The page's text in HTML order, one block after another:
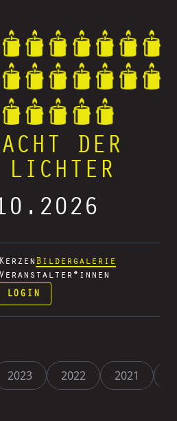
DER
Bildergalerie
LOGIN
2023 2022 2021